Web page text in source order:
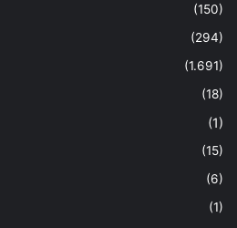
(150)
(294)
(1.691)
(18)
(1)
(15)
(6)
(1)